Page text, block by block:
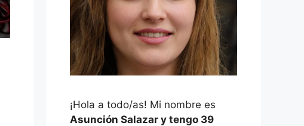
¡Hola a todo/as! Mi nombre es
Asunción Salazar y tengo 39